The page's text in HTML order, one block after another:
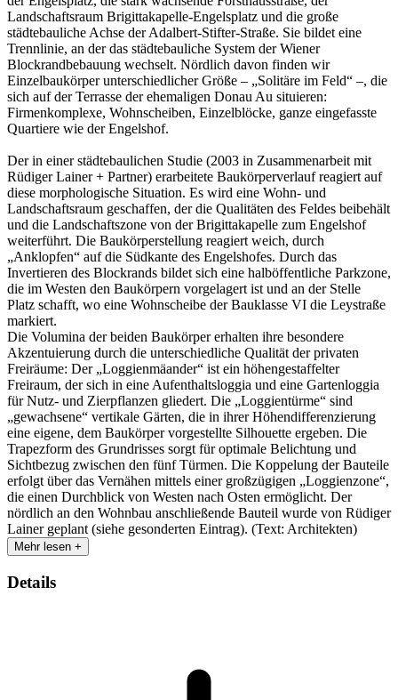
Landschaftsraum Brigittakapelle-Engelsplatz und die große
städtebauliche Achse der Adalbert-Stifter-Straße. Sie bildet eine
Trennlinie, an der das städtebauliche System der Wiener
Blockrandbebauung wechselt. Nördlich davon finden wir
Einzelbaukörper unterschiedlicher Größe – „Solitäre im Feld“ –, die
sich auf der Terrasse der ehemaligen Donau Au situieren:
Firmenkomplexe, Wohnscheiben, Einzelblöcke, ganze eingefasste
Quartiere wie der Engelshof.
Der in einer städtebaulichen Studie (2003 in Zusammenarbeit mit
Rüdiger Lainer + Partner) erarbeitete Baukörperverlauf reagiert auf
diese morphologische Situation. Es wird eine Wohn- und
Landschaftsraum geschaffen, der die Qualitäten des Feldes beibehält
und die Landschaftszone von der Brigittakapelle zum Engelshof
weiterführt. Die Baukörperstellung reagiert weich, durch
„Anklopfen“ auf die Südkante des Engelshofes. Durch das
Invertieren des Blockrands bildet sich eine halböffentliche Parkzone,
die im Westen den Baukörpern vorgelagert ist und an der Stelle
Platz schafft, wo eine Wohnscheibe der Bauklasse VI die Leystraße
markiert.
Die Volumina der beiden Baukörper erhalten ihre besondere
Akzentuierung durch die unterschiedliche Qualität der privaten
Freiräume: Der „Loggienmäander“ ist ein höhengestaffelter
Freiraum, der sich in eine Aufenthaltsloggia und eine Gartenloggia
für Nutz- und Zierpflanzen gliedert. Die „Loggientürme“ sind
„gewachsene“ vertikale Gärten, die in ihrer Höhendifferenzierung
eine eigene, dem Baukörper vorgestellte Silhouette ergeben. Die
Trapezform des Grundrisses sorgt für optimale Belichtung und
Sichtbezug zwischen den fünf Türmen. Die Koppelung der Bauteile
erfolgt über das Vernähen mittels einer großzügigen „Loggienzone“,
die einen Durchblick von Westen nach Osten ermöglicht. Der
nördlich an den Wohnbau anschließende Bauteil wurde von Rüdiger
Lainer geplant (siehe gesonderten Eintrag). (Text: Architekten)
Mehr lesen +
Details